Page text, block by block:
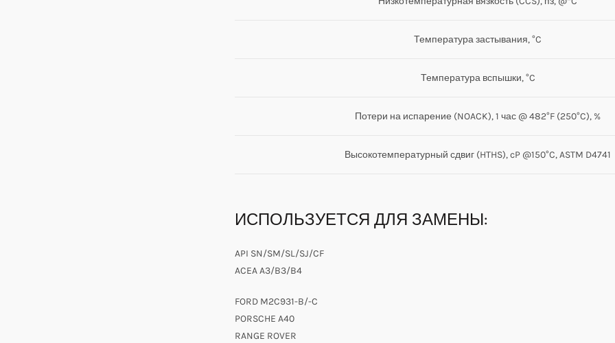
Температура застывания, °C
Температура вспышки, °C
Потери на испарение (NOACK), 1 час @ 482°F (250°C), %
Высокотемпературный сдвиг (HTHS), cP @150°C, ASTM D4741
ИСПОЛЬЗУЕТСЯ ДЛЯ ЗАМЕНЫ:
API SN/SM/SL/SJ/CF
ACEA A3/B3/B4
FORD M2C931-B/-C
PORSCHE A40
RANGE ROVER